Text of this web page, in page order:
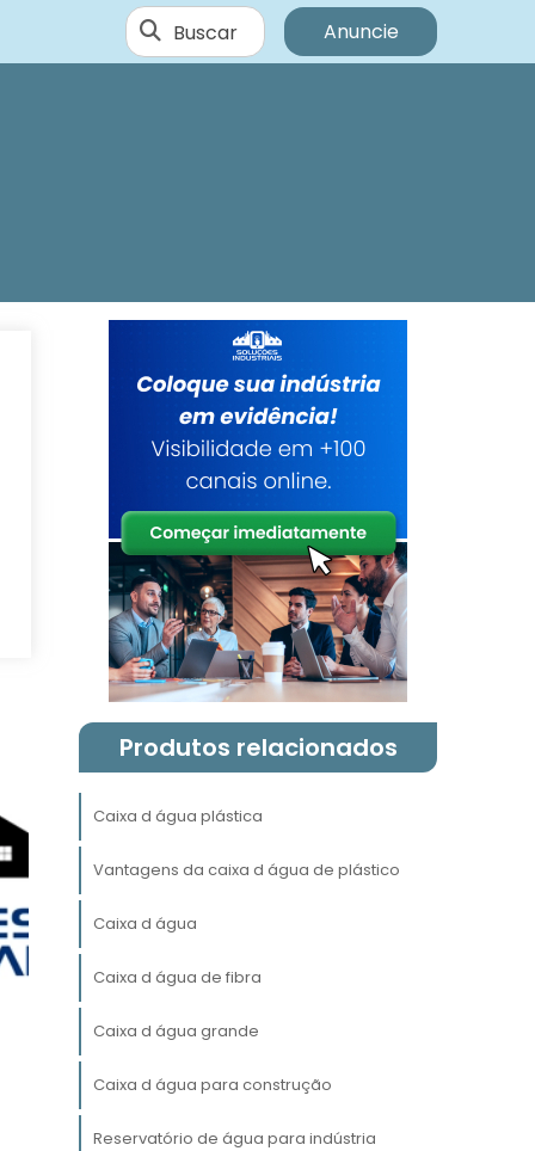
Buscar Anuncie
Produtos relacionados
Caixa d água plástica
Vantagens da caixa d água de plástico
Caixa d água
Caixa d água de fibra
Caixa d água grande
Caixa d água para construção
Reservatório de água para indústria